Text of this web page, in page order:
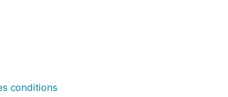
conditions